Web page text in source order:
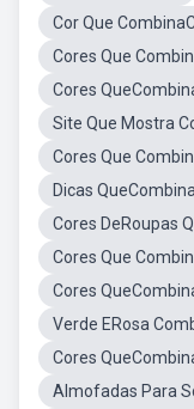
Cor Que
Cores Que
Cores
Site Que Mostra
Cores Que
Dicas
Cores DeRoupas
Cores Que
Cores
Verde ERosa
Cores
Almofadas Para